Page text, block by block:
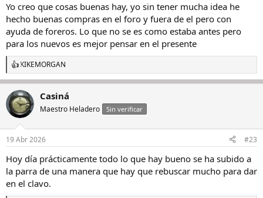
Yo creo que cosas buenas hay, yo sin tener mucha idea he
hecho buenas compras en el foro y fuera de el pero con
ayuda de foreros. Lo que no se es como estaba antes pero
para los nuevos es mejor pensar en el presente
R
e
c
c
i
e
:
KIKEMORGAN
Casiná
Maestro Heladero Sin verificar
19 Abr 2026 #23
Hoy día prácticamente todo lo que hay bueno se ha subido a
la parra de una manera que hay que rebuscar mucho para dar
en el clavo.